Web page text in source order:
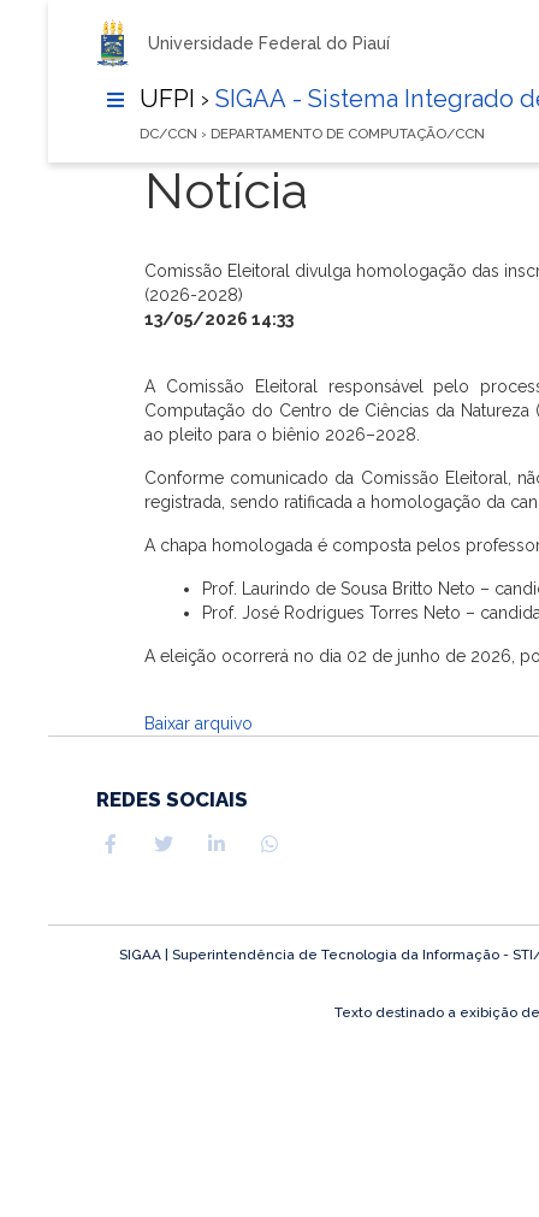
Universidade Federal do Piauí
UFPI › SIGAA - Sistema Integrado
DC/CCN › DEPARTAMENTO DE COMPUTAÇÃO/CCN
Notícia
Comissão Eleitoral divulga homologação das
(2026-2028)
13/05/2026 14:33
A Comissão Eleitoral responsável pelo
Computação do Centro de Ciências da
ao pleito para o biênio 2026–2028.
Conforme comunicado da Comissão Eleitoral,
registrada, sendo ratificada a homologação da
A chapa homologada é composta pelos
Prof. Laurindo de Sousa Britto Neto –
Prof. José Rodrigues Torres Neto –
A eleição ocorrerá no dia 02 de junho de 2026,
Baixar arquivo
REDES SOCIAIS
SIGAA | Superintendência de Tecnologia da Informação -
Texto destinado a exibição